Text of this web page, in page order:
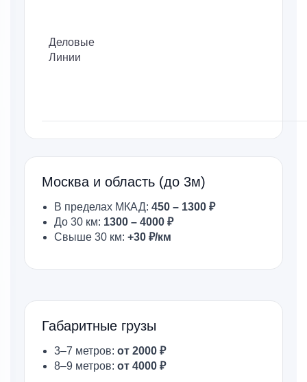
Деловые
Линии
Москва и область (до 3м)
В пределах МКАД: 450 – 1300 ₽
До 30 км: 1300 – 4000 ₽
Свыше 30 км: +30 ₽/км
Габаритные грузы
3–7 метров: от 2000 ₽
8–9 метров: от 4000 ₽